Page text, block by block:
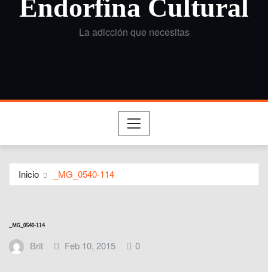
Endorfina Cultural
La adicción que necesitas
Inicio _MG_0540-114
_MG_0540-114
Brit Feb 10, 2015 0